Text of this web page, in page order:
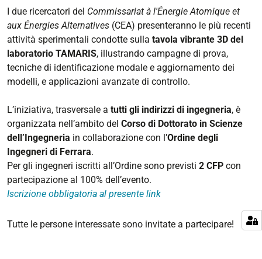
I due ricercatori del Commissariat à l'Énergie Atomique et
aux Énergies Alternatives (CEA) presenteranno le più recenti
attività sperimentali condotte sulla tavola vibrante 3D del
laboratorio TAMARIS, illustrando campagne di prova,
tecniche di identificazione modale e aggiornamento dei
modelli, e applicazioni avanzate di controllo.
L’iniziativa, trasversale a tutti gli indirizzi di ingegneria, è
organizzata nell’ambito del Corso di Dottorato in Scienze
dell’Ingegneria in collaborazione con l’Ordine degli
Ingegneri di Ferrara.
Per gli ingegneri iscritti all’Ordine sono previsti 2 CFP con
partecipazione al 100% dell’evento.
Iscrizione obbligatoria al presente link
Tutte le persone interessate sono invitate a partecipare!